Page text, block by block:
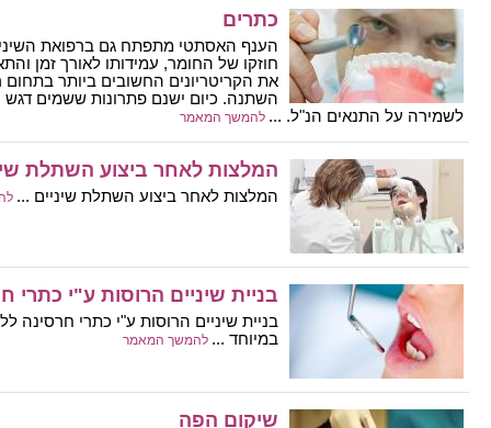
כתרים
הענף האסתטי מתפתח גם ברפואת
חוזקו של החומר, עמידותו לאורך זמן
את הקריטריונים החשובים ביותר בתחום
השתנה. כיום ישנם פתרונות ששמים
לשמירה על התנאים הנ"ל. ... להמשך המאמר
המלצות לאחר ביצוע השתלת
המלצות לאחר ביצוע השתלת שיניים ...
בניית שיניים הרוסות ע"י כתרי
בניית שיניים הרוסות ע"י כתרי חרסינה
במיוחד ... להמשך המאמר
שיקום הפה